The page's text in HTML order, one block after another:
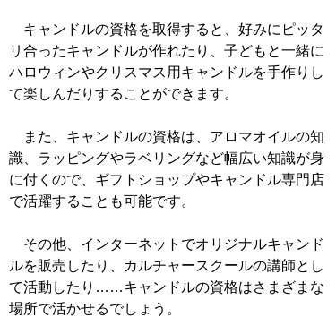
キャンドルの資格を取得すると、好みにピッタ
リ合ったキャンドルが作れたり、子どもと一緒に
ハロウィンやクリスマス用キャンドルを手作りし
て楽しんだりすることができます。
また、キャンドルの資格は、アロマオイルの知
識、ラッピングやラベリングなど幅広い知識が身
に付くので、ギフトショップやキャンドル専門店
で活躍することも可能です。
その他、インターネットでオリジナルキャンド
ルを販売したり、カルチャースクールの講師とし
て活動したり……キャンドルの資格はさまざまな
場所で活かせるでしょう。